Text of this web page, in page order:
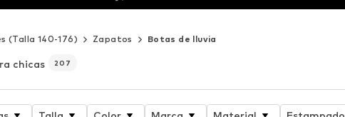
(Talla 140-176) Zapatos Botas de lluvia
chicas 207